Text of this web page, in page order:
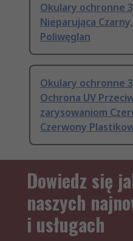
Okulary ochronne
Nieparująca
Poliwęglan
Okulary ochronne
Ochrona UV
zarysowaniom
Czerwony
Dowiedz się
naszych
i usługach